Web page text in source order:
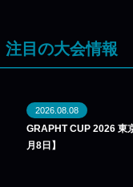
注目の大会情報
2026.08.08
GRAPHT CUP 2026 東
月8日】